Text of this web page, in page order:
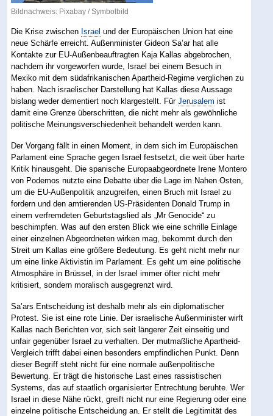
Bildnachweis: Pixabay / Symbolbild
Die Krise zwischen Israel und der Europäischen Union hat eine
neue Schärfe erreicht. Außenminister Gideon Sa’ar hat alle
Kontakte zur EU-Außenbeauftragten Kaja Kallas abgebrochen,
nachdem ihr vorgeworfen wurde, Israel bei einem Besuch in
Mexiko mit dem südafrikanischen Apartheid-Regime verglichen zu
haben. Nach israelischer Darstellung hat Kallas diese Aussage
bislang weder dementiert noch klargestellt. FürJerusalem ist
damit eine Grenze überschritten, die nicht mehr als gewöhnliche
politische Meinungsverschiedenheit behandelt werden kann.
Der Vorgang fällt in einen Moment, in dem sich im Europäischen
Parlament eine Sprache gegen Israel festsetzt, die weit über harte
Kritik hinausgeht. Die spanische Europaabgeordnete Irene Montero
von Podemos nutzte eine Debatte über die Lage im Nahen Osten,
um die EU-Außenpolitik anzugreifen, einen Bruch mit Israel zu
fordern und den amtierenden US-Präsidenten Donald Trump in
einem verfremdeten Geburtstagslied als „Mr Genocide“ zu
beschimpfen. Was auf den ersten Blick wie eine schrille Einlage
einer einzelnen Abgeordneten wirken mag, bekommt durch den
Streit um Kallas eine größere Bedeutung. Es geht nicht mehr nur
um eine linke Aktivistin im Parlament. Es geht um eine politische
Atmosphäre in Brüssel, in der Israel immer öfter nicht mehr
kritisiert, sondern moralisch ausgegrenzt wird.
Sa’ars Entscheidung ist deshalb mehr als ein diplomatischer
Protest. Sie ist eine rote Linie. Der israelische Außenminister wirft
Kallas nach Berichten vor, sich seit längerer Zeit einseitig und
unfair gegenüber Israel zu verhalten. Der mutmaßliche Apartheid-
Vergleich trifft dabei einen besonders empfindlichen Punkt. Denn
dieser Begriff steht nicht für eine normale außenpolitische
Bewertung. Er trägt die historische Last eines rassistischen
Systems, das auf staatlich organisierter Entrechtung beruhte. Wer
Israel in diese Nähe rückt, greift nicht nur eine Regierung oder eine
einzelne politische Entscheidung an. Er stellt die Legitimität des